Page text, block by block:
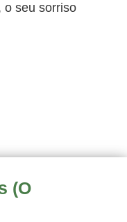
o seu sorriso
(O